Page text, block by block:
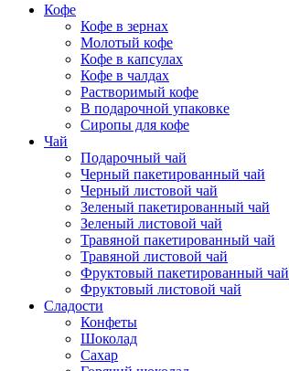
Кофе
Кофе в зернах
Молотый кофе
Кофе в капсулах
Кофе в чалдах
Растворимый кофе
В подарочной упаковке
Сиропы для кофе
Чай
Подарочный чай
Черный пакетированный чай
Черный листовой чай
Зеленый пакетированный чай
Зеленый листовой чай
Травяной пакетированный чай
Травяной листовой чай
Фруктовый пакетированный чай
Фруктовый листовой чай
Сладости
Конфеты
Шоколад
Сахар